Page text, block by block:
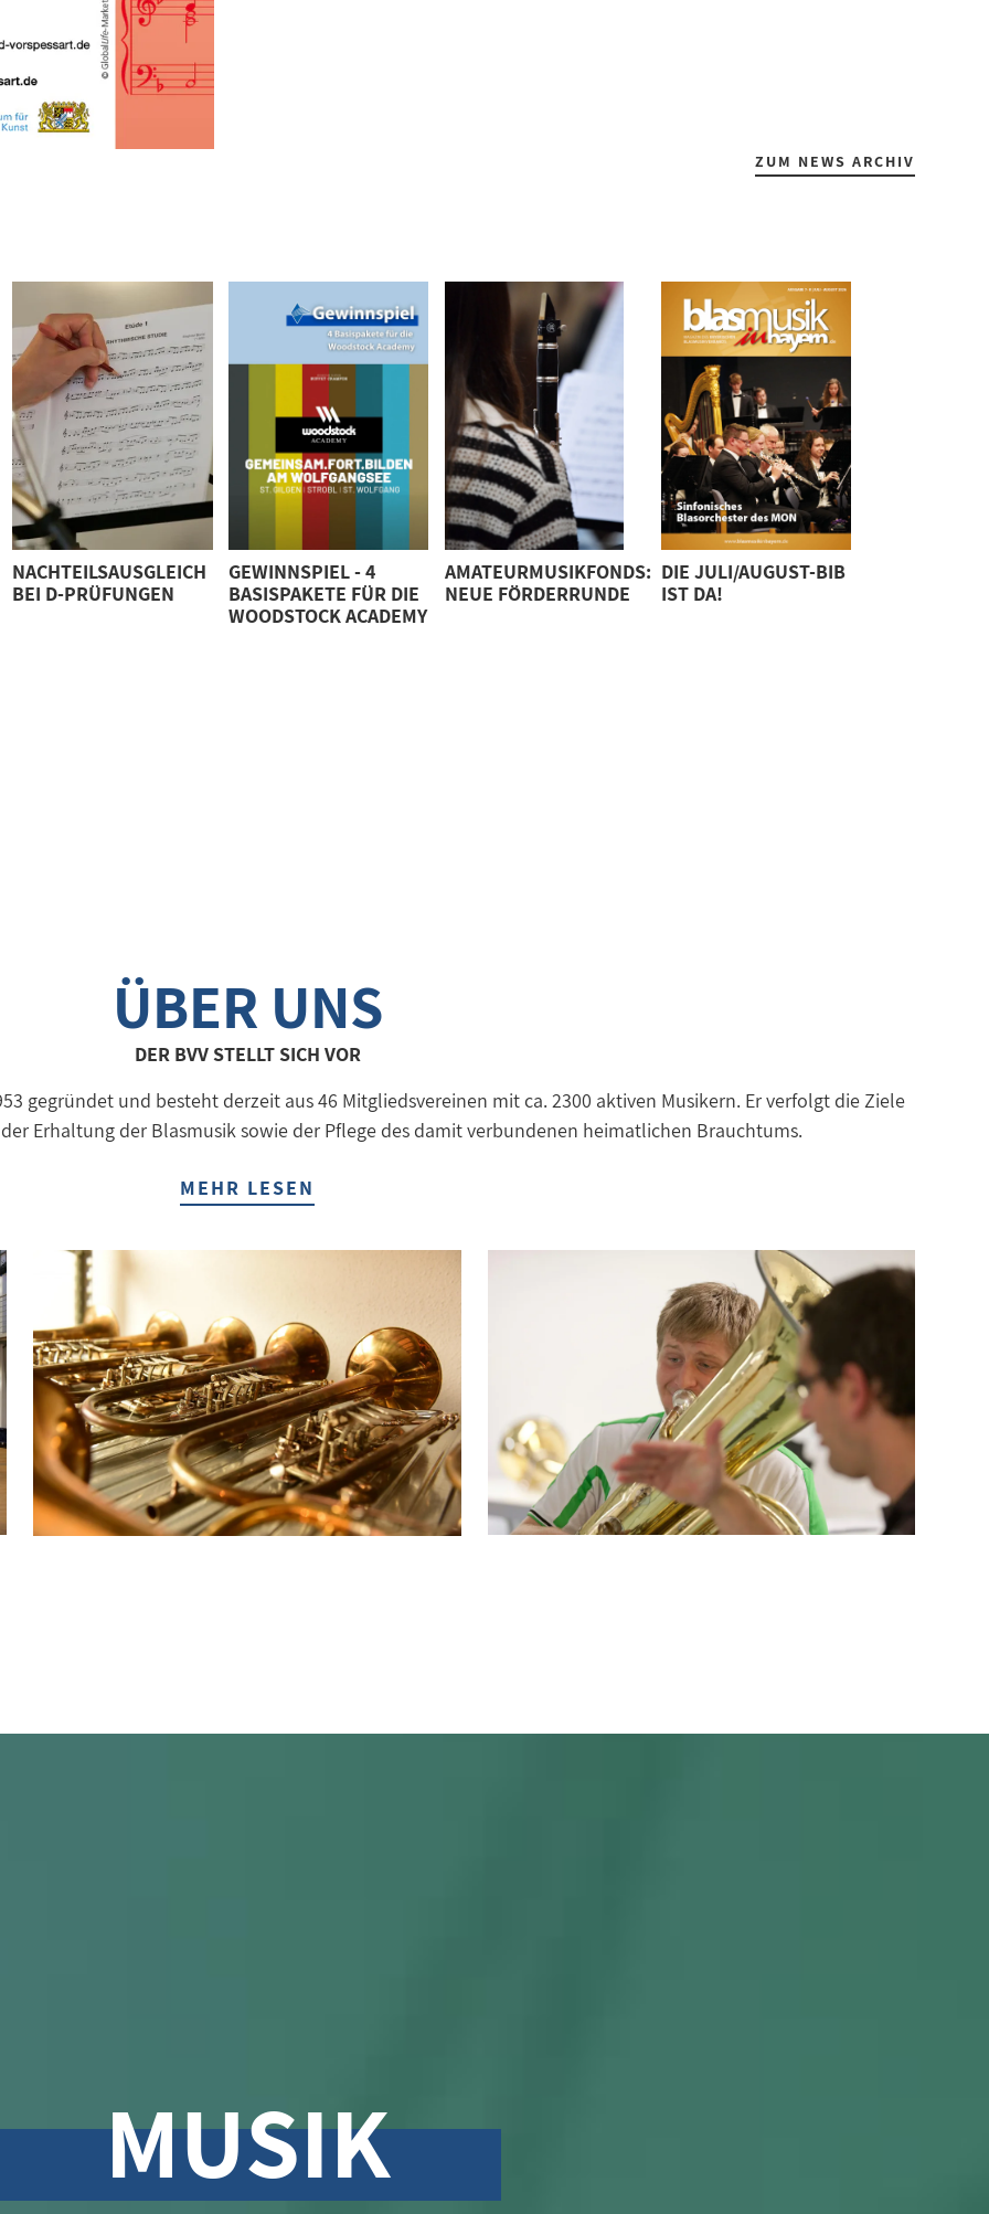
ZUM NEWS ARCHIV
NACHTEILSAUSGLEICH
BEI D-PRÜFUNGEN
GEWINNSPIEL - 4
BASISPAKETE FÜR DIE
WOODSTOCK ACADEMY
AMATEURMUSIKFONDS:
NEUE FÖRDERRUNDE
DIE JULI/AUGUST-BIB
IST DA!
ÜBER UNS
DER BVV STELLT SICH VOR
gegründet und besteht derzeit aus 46 Mitgliedsvereinen mit ca. 2300 aktiven Musikern. Er verfolgt die Ziele
Erhaltung der Blasmusik sowie der Pflege des damit verbundenen heimatlichen Brauchtums.
MEHR LESEN
MUSIK